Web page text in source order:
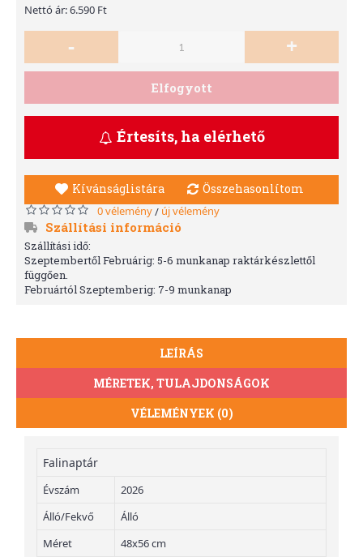
Nettó ár: 6.590 Ft
- +
Elfogyott
Értesíts, ha elérhető
Kívánságlistára Összehasonlítom
0 vélemény/ új vélemény
Szállítási információ
Szállítási idő:
Szeptembertől Februárig: 5-6 munkanap raktárkészlettől
függően.
Februártól Szeptemberig: 7-9 munkanap
LEÍRÁS
MÉRETEK, TULAJDONSÁGOK
VÉLEMÉNYEK (0)
Falinaptár
Évszám
2026
Álló/Fekvő
Álló
Méret
48x56 cm